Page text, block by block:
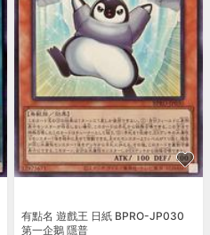
有點名 遊戲王 日紙 BPRO-JP030
第一企鵝 隱普